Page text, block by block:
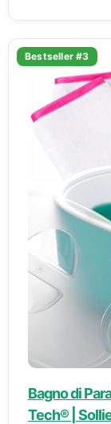
Bestseller #3
Bagno di
Tech® |